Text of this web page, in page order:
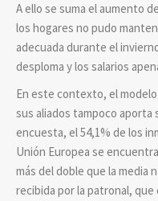
A ello se suma el aumento
los hogares no pudo
adecuada durante el
desploma y los salarios
En este contexto, el
sus aliados tampoco aporta
encuesta, el 54,1% de los
Unión Europea se
más del doble que la media
recibida por la patronal, que